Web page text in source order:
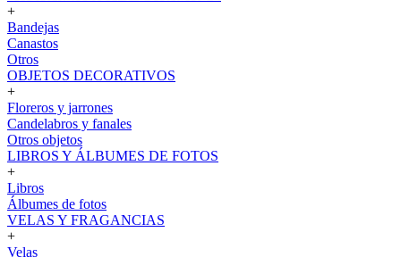
+
Bandejas
Canastos
Otros
OBJETOS DECORATIVOS
+
Floreros y jarrones
Candelabros y fanales
Otros objetos
LIBROS Y ÁLBUMES DE FOTOS
+
Libros
Álbumes de fotos
VELAS Y FRAGANCIAS
+
Velas